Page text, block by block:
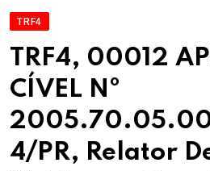
TRF4
TRF4, 00012
CÍVEL Nº
4/PR, Relator